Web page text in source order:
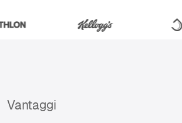
Vantaggi